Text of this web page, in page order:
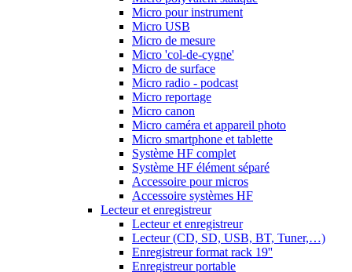
Micro pour instrument
Micro USB
Micro de mesure
Micro 'col-de-cygne'
Micro de surface
Micro radio - podcast
Micro reportage
Micro canon
Micro caméra et appareil photo
Micro smartphone et tablette
Système HF complet
Système HF élément séparé
Accessoire pour micros
Accessoire systèmes HF
Lecteur et enregistreur
Lecteur et enregistreur
Lecteur (CD, SD, USB, BT, Tuner,…)
Enregistreur format rack 19''
Enregistreur portable